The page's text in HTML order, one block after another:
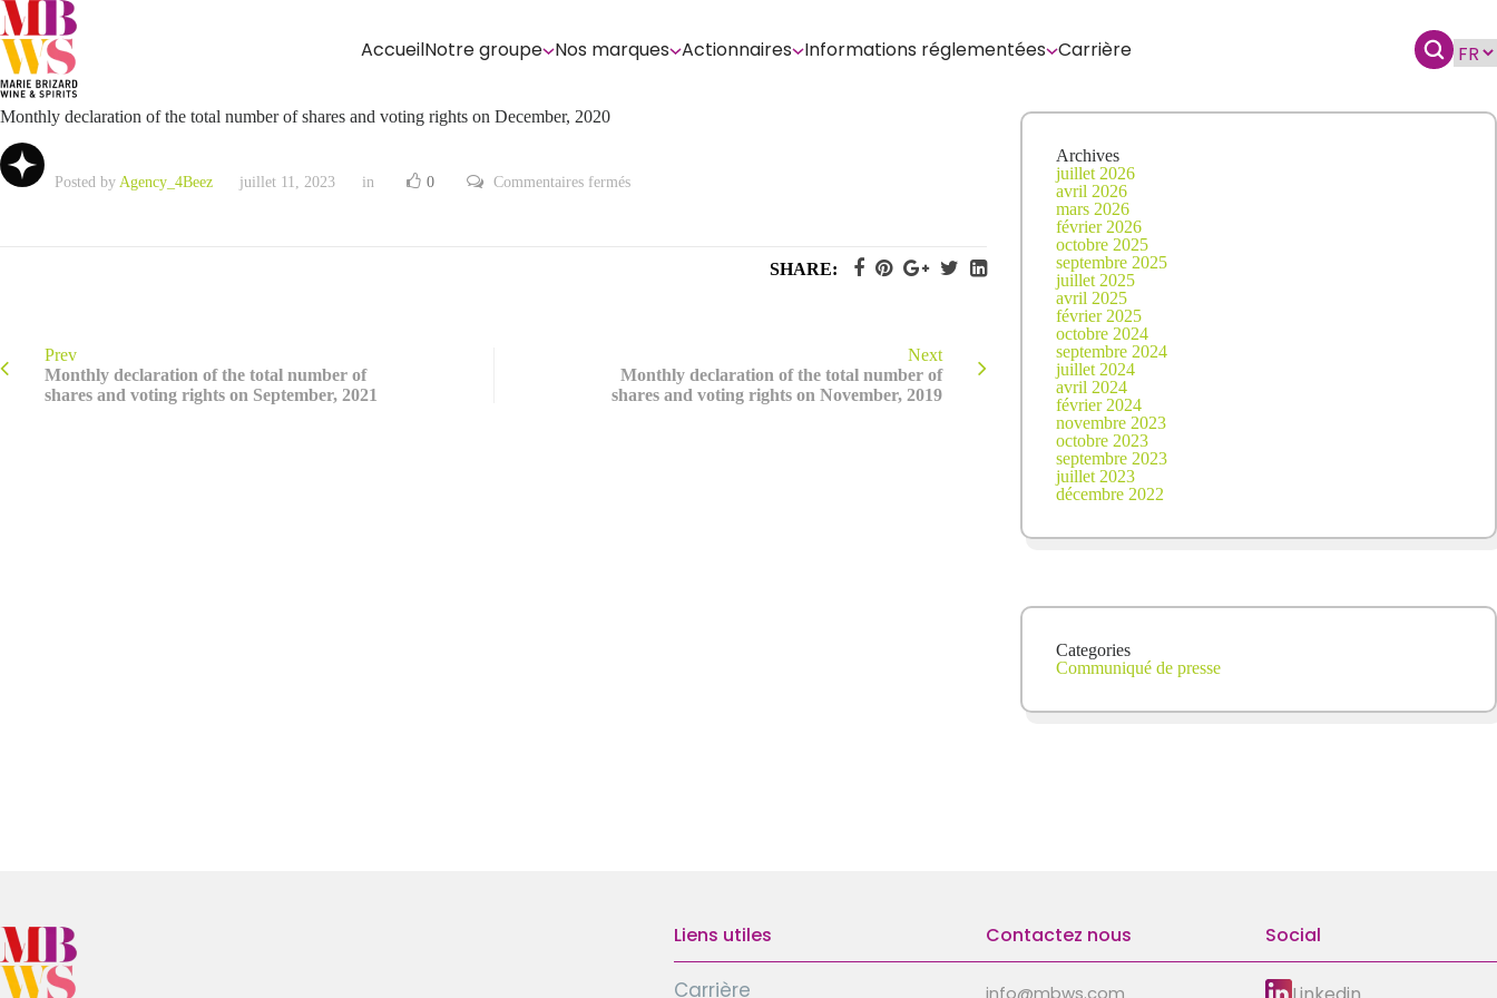
AccueilNotre groupe Nos marques Actionnaires Informations réglementées Carrière
Monthly declaration of the total number of shares and voting rights on December, 2020
Posted by Agency_4Beez juillet 11, 2023 in 0 Commentaires ferméssur
on
December,
2020
SHARE:
Prev
Monthly declaration of the total number of
shares and voting rights on September, 2021
Next
Monthly declaration of the total number of
shares and voting rights on November, 2019
Archives
juillet 2026
avril 2026
mars 2026
février 2026
octobre 2025
septembre 2025
juillet 2025
avril 2025
février 2025
octobre 2024
septembre 2024
juillet 2024
avril 2024
février 2024
novembre 2023
octobre 2023
septembre 2023
juillet 2023
décembre 2022
Categories
Communiqué de presse
Liens utiles
Carrière
Contactez nous
info@mbws.com
Social